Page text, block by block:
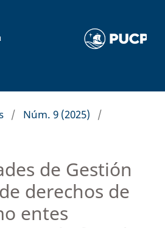
/ Núm. 9 (2025)
/
de Gestión
derechos de
entes